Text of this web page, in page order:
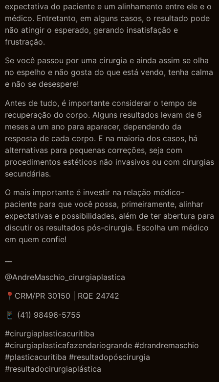
expectativa do paciente e um alinhamento entre ele e o
médico. Entretanto, em alguns casos, o resultado pode
não atingir o esperado, gerando insatisfação e
frustração.
Se você passou por uma cirurgia e ainda assim se olha
no espelho e não gosta do que está vendo, tenha calma
e não se desespere!
Antes de tudo, é importante considerar o tempo de
recuperação do corpo. Alguns resultados levam de 6
meses a um ano para aparecer, dependendo da
resposta de cada corpo. E na maioria dos casos, há
alternativas para pequenas correções, seja com
procedimentos estéticos não invasivos ou com cirurgias
secundárias.
O mais importante é investir na relação médico-
paciente para que você possa, primeiramente, alinhar
expectativas e possibilidades, além de ter abertura para
discutir os resultados pós-cirurgia. Escolha um médico
em quem confie!
@AndreMaschio_cirurgiaplastica
📍CRM/PR 30150 | RQE 24742
📱 (41) 98496-5755
#cirurgiaplasticacuritiba
#cirurgiaplasticafazendariogrande #drandremaschio
#plasticacuritiba #resultadopóscirurgia
#resultadocirurgiaplástica